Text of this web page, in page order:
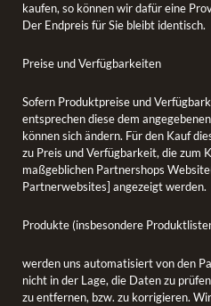
kaufen, so können wir dafür eine
Der Endpreis für Sie bleibt identisch.
Preise und Verfügbarkeiten
Sofern Produktpreise und
entsprechen diese dem
können sich ändern. Für den Kauf
zu Preis und Verfügbarkeit, die zum
maßgeblichen Partnershops
Partnerwebsites] angezeigt werden.
Produkte (insbesondere
werden uns automatisiert von den
nicht in der Lage, die Daten zu
zu entfernen, bzw. zu korrigieren.